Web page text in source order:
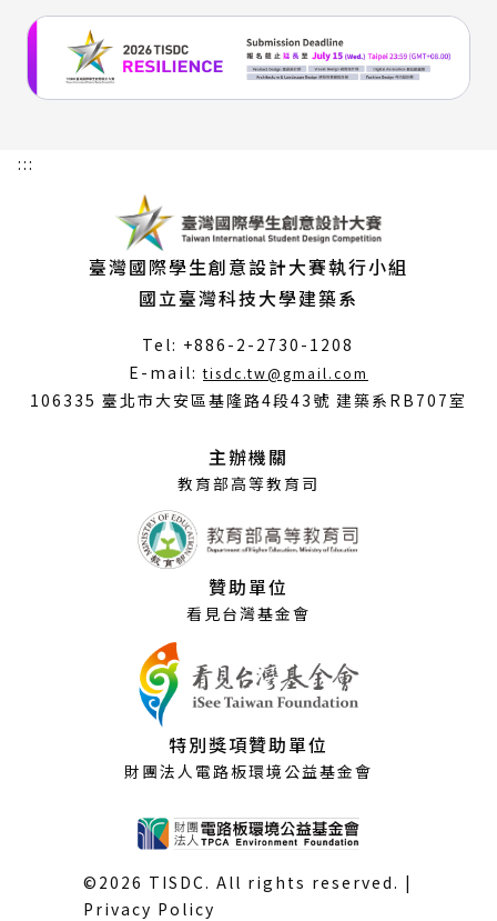
:::
臺灣國際學生創意設計大賽執行小組
國立臺灣科技大學建築系
Tel: +886-2-2730-1208
E-mail:tisdc.tw@gmail.com
開
106335 臺北市大安區基隆路4段43號 建築系RB707室
主辦機關
教育部高等教育司
贊助單位
看見台灣基金會
特別獎項贊助單位
財團法人電路板環境公益基金會
©2026 TISDC. All rights reserved. |
Privacy Policy